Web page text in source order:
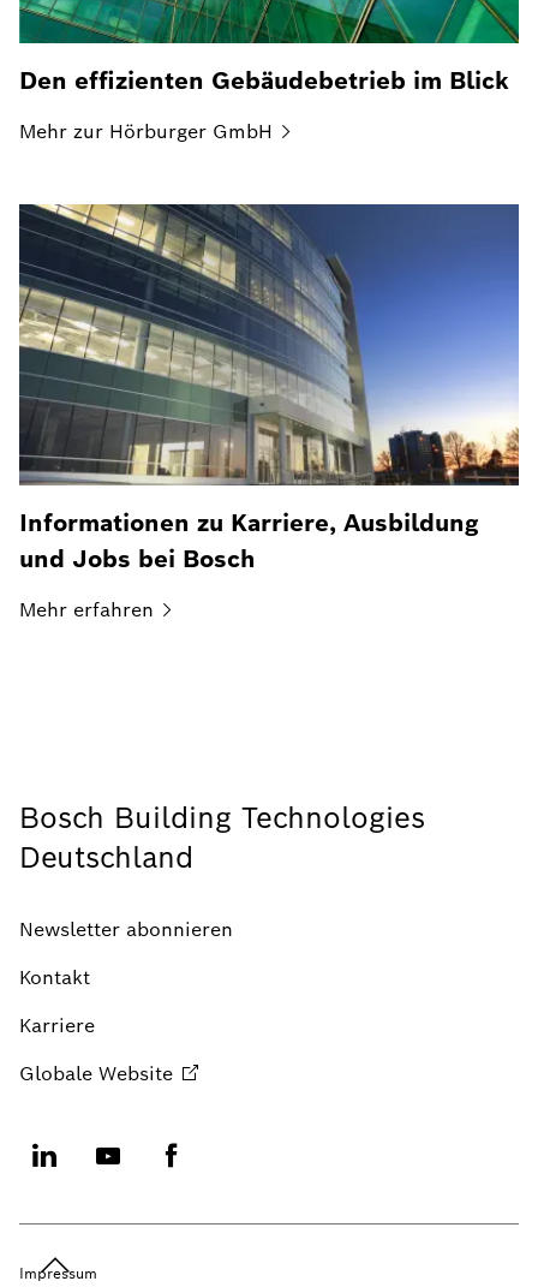
Den effizienten Gebäudebetrieb im Blick
Mehr zur Hörburger GmbH
Informationen zu Karriere, Ausbildung
und Jobs bei Bosch
Mehr erfahren
Bosch Building Technologies
Deutschland
Newsletter abonnieren
Kontakt
Karriere
Globale Website
Impressum